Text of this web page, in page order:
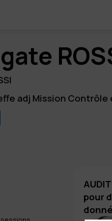
adj Mission Contrôle
pour